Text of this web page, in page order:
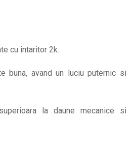
cu intaritor 2k.
buna, avand un luciu puternic si
la daune mecanice si